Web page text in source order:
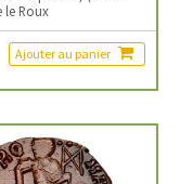
le Roux
Ajouter au panier